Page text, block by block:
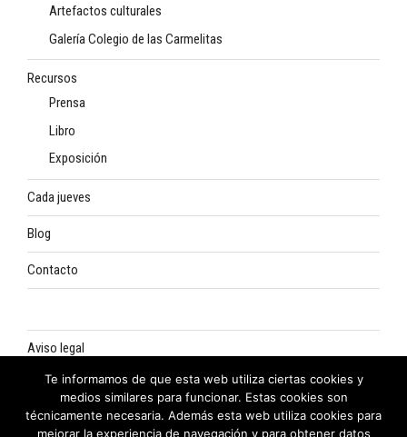
Artefactos culturales
Galería Colegio de las Carmelitas
Recursos
Prensa
Libro
Exposición
Cada jueves
Blog
Contacto
Aviso legal
Política de privacidad
Política de cookies
Te informamos de que esta web utiliza ciertas cookies y
medios similares para funcionar. Estas cookies son
técnicamente necesaria. Además esta web utiliza cookies para
mejorar la experiencia de navegación y para obtener datos